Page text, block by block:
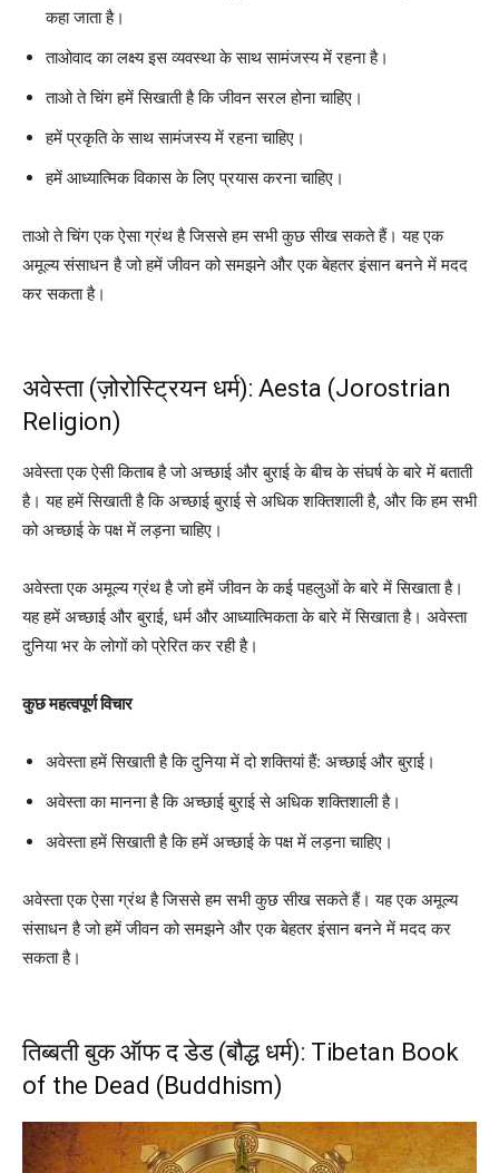
कहा जाता है।
ताओवाद का लक्ष्य इस व्यवस्था के साथ सामंजस्य में रहना है।
ताओ ते चिंग हमें सिखाती है कि जीवन सरल होना चाहिए।
हमें प्रकृति के साथ सामंजस्य में रहना चाहिए।
हमें आध्यात्मिक विकास के लिए प्रयास करना चाहिए।
ताओ ते चिंग एक ऐसा ग्रंथ है जिससे हम सभी कुछ सीख सकते हैं। यह एक
अमूल्य संसाधन है जो हमें जीवन को समझने और एक बेहतर इंसान बनने में मदद
कर सकता है।
अवेस्ता (ज़ोरोस्ट्रियन धर्म): Aesta (Jorostrian
Religion)
अवेस्ता एक ऐसी किताब है जो अच्छाई और बुराई के बीच के संघर्ष के बारे में बताती
है। यह हमें सिखाती है कि अच्छाई बुराई से अधिक शक्तिशाली है, और कि हम सभी
को अच्छाई के पक्ष में लड़ना चाहिए।
अवेस्ता एक अमूल्य ग्रंथ है जो हमें जीवन के कई पहलुओं के बारे में सिखाता है।
यह हमें अच्छाई और बुराई, धर्म और आध्यात्मिकता के बारे में सिखाता है। अवेस्ता
दुनिया भर के लोगों को प्रेरित कर रही है।
कुछ महत्वपूर्ण विचार
अवेस्ता हमें सिखाती है कि दुनिया में दो शक्तियां हैं: अच्छाई और बुराई।
अवेस्ता का मानना है कि अच्छाई बुराई से अधिक शक्तिशाली है।
अवेस्ता हमें सिखाती है कि हमें अच्छाई के पक्ष में लड़ना चाहिए।
अवेस्ता एक ऐसा ग्रंथ है जिससे हम सभी कुछ सीख सकते हैं। यह एक अमूल्य
संसाधन है जो हमें जीवन को समझने और एक बेहतर इंसान बनने में मदद कर
सकता है।
तिब्बती बुक ऑफ द डेड (बौद्ध धर्म): Tibetan Book
of the Dead (Buddhism)